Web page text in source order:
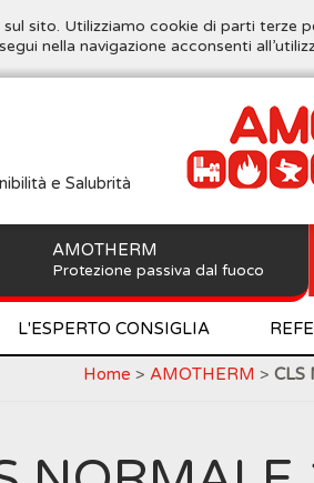
sito. Utilizziamo cookie di parti
nella navigazione acconsenti
e Salubrità
AMOTHERM
Protezione passiva dal fuoco
L'ESPERTO CONSIGLIA
Home > AMOTHERM > CLS